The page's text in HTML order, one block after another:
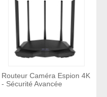
Routeur Caméra Espion 4K
- Sécurité Avancée